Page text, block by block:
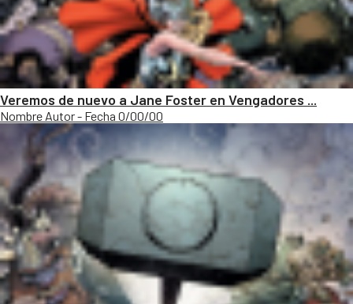
Veremos de nuevo a Jane Foster en Vengadores ...
Nombre Autor - Fecha 0/00/00